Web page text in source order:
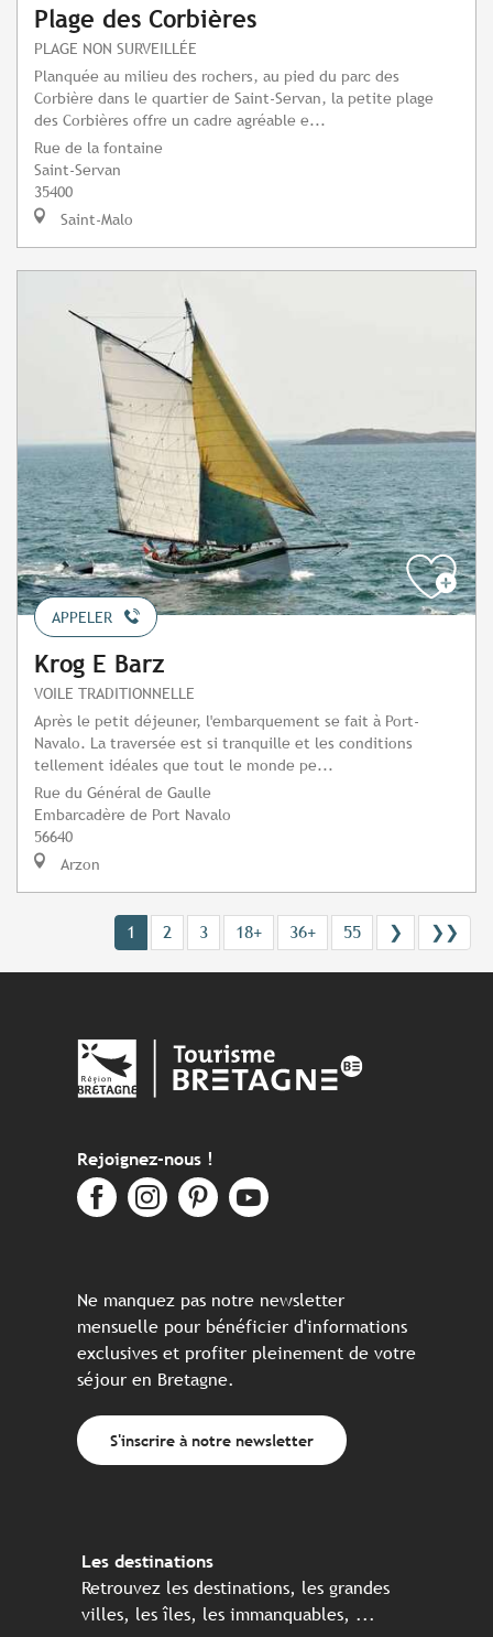
Plage des Corbières
PLAGE NON SURVEILLÉE
Planquée au milieu des rochers, au pied du parc des
Corbière dans le quartier de Saint-Servan, la petite plage
des Corbières offre un cadre agréable e...
Rue de la fontaine
Saint-Servan
35400
Saint-Malo
APPELER
Krog E Barz
VOILE TRADITIONNELLE
Après le petit déjeuner, l'embarquement se fait à Port-
Navalo. La traversée est si tranquille et les conditions
tellement idéales que tout le monde pe...
Rue du Général de Gaulle
Embarcadère de Port Navalo
56640
Arzon
1 2 3 18+ 36+ 55 ❯ ❯❯
Rejoignez-nous !
Ne manquez pas notre newsletter
mensuelle pour bénéficier d'informations
exclusives et profiter pleinement de votre
séjour en Bretagne.
S'inscrire à notre newsletter
Les destinations
Retrouvez les destinations, les grandes
villes, les îles, les immanquables, ...